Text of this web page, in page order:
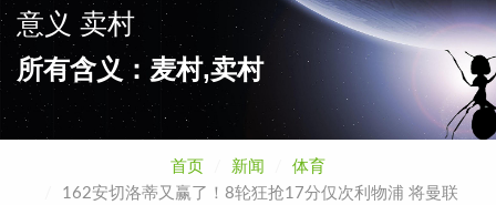
意义
麦村
所有含义：麦村,卖村
首页 新闻
体育
162安切洛蒂又赢了！8轮狂抢17分仅次利物浦 将曼联